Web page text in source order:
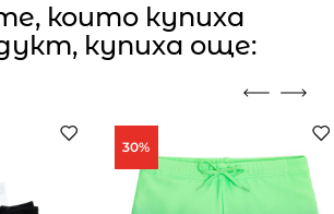
които купиха
купиха още:
30%